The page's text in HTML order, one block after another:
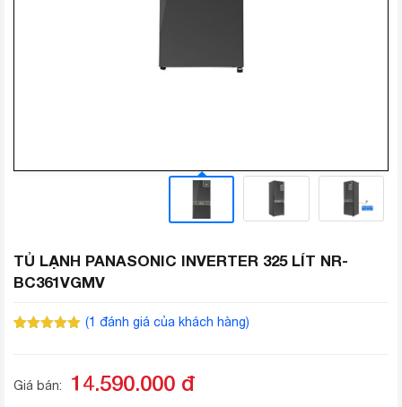
TỦ LẠNH PANASONIC INVERTER 325 LÍT NR-
BC361VGMV
(1 đánh giá của khách hàng)
Giá bán: 14.590.000 đ